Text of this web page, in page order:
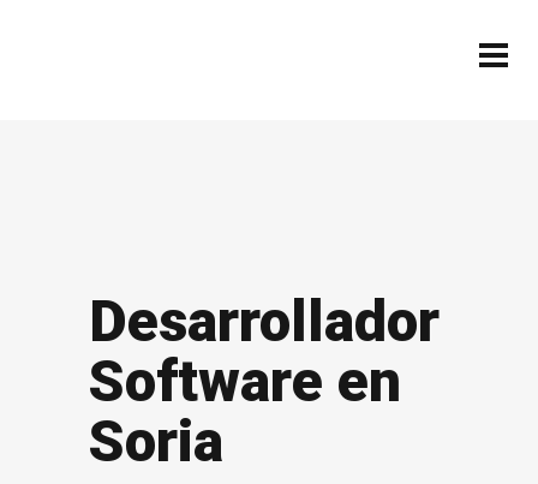
Desarrollador
Software en
Soria